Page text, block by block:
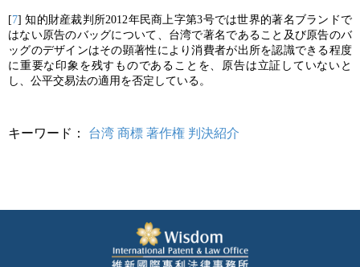
[7] 知的財産裁判所2012年民商上字第3号では世界的著名ブランドで
はない原告のバッグについて、台湾で著名であること及び原告のバ
ッグのデザインはその顕著性により消費者が出所を認識できる程度
に重要な印象を残すものであることを、原告は立証していないと
し、公平交易法の適用を否定している。
キーワード： 台湾 商標 著作権 判決紹介